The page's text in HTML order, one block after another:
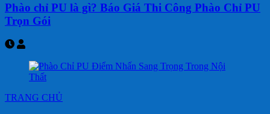
Phào chỉ PU là gì? Báo Giá Thi Công Phào Chỉ PU
Trọn Gói
TRANG CHỦ